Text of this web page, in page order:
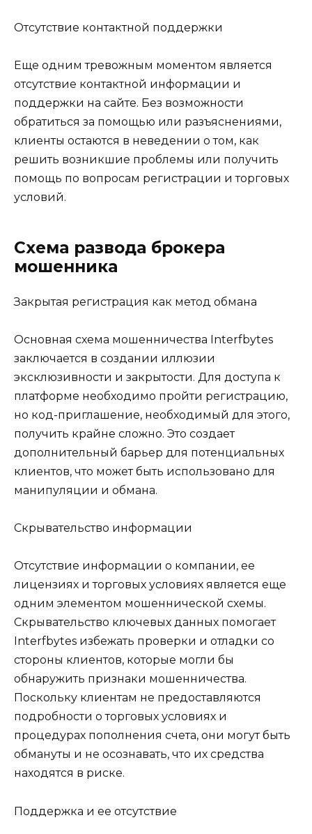
Отсутствие контактной поддержки
Еще одним тревожным моментом является
отсутствие контактной информации и
поддержки на сайте. Без возможности
обратиться за помощью или разъяснениями,
клиенты остаются в неведении о том, как
решить возникшие проблемы или получить
помощь по вопросам регистрации и торговых
условий.
Схема развода брокера
мошенника
Закрытая регистрация как метод обмана
Основная схема мошенничества Interfbytes
заключается в создании иллюзии
эксклюзивности и закрытости. Для доступа к
платформе необходимо пройти регистрацию,
но код-приглашение, необходимый для этого,
получить крайне сложно. Это создает
дополнительный барьер для потенциальных
клиентов, что может быть использовано для
манипуляции и обмана.
Скрывательство информации
Отсутствие информации о компании, ее
лицензиях и торговых условиях является еще
одним элементом мошеннической схемы.
Скрывательство ключевых данных помогает
Interfbytes избежать проверки и отладки со
стороны клиентов, которые могли бы
обнаружить признаки мошенничества.
Поскольку клиентам не предоставляются
подробности о торговых условиях и
процедурах пополнения счета, они могут быть
обмануты и не осознавать, что их средства
находятся в риске.
Поддержка и ее отсутствие